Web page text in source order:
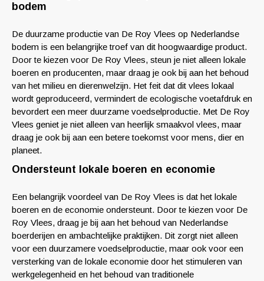
bodem
De duurzame productie van De Roy Vlees op Nederlandse
bodem is een belangrijke troef van dit hoogwaardige product.
Door te kiezen voor De Roy Vlees, steun je niet alleen lokale
boeren en producenten, maar draag je ook bij aan het behoud
van het milieu en dierenwelzijn. Het feit dat dit vlees lokaal
wordt geproduceerd, vermindert de ecologische voetafdruk en
bevordert een meer duurzame voedselproductie. Met De Roy
Vlees geniet je niet alleen van heerlijk smaakvol vlees, maar
draag je ook bij aan een betere toekomst voor mens, dier en
planeet.
Ondersteunt lokale boeren en economie
Een belangrijk voordeel van De Roy Vlees is dat het lokale
boeren en de economie ondersteunt. Door te kiezen voor De
Roy Vlees, draag je bij aan het behoud van Nederlandse
boerderijen en ambachtelijke praktijken. Dit zorgt niet alleen
voor een duurzamere voedselproductie, maar ook voor een
versterking van de lokale economie door het stimuleren van
werkgelegenheid en het behoud van traditionele